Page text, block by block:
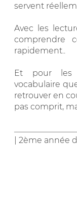
servent
Avec les
comprendre
rapidement..
Et pour les
vocabulaire
retrouver en
pas comprit,
| 2ème année